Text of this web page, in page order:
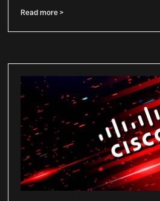
Read more >